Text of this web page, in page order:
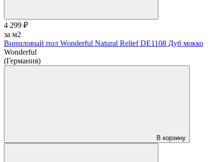
4 299 ₽
за м2
Виниловый пол Wonderful Natural Relief DE1108 Дуб мокко
Wonderful
(Германия)
В корзину